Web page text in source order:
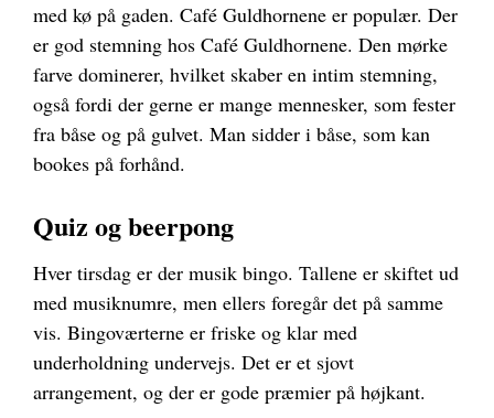
med kø på gaden. Café Guldhornene er populær. Der
er god stemning hos Café Guldhornene. Den mørke
farve dominerer, hvilket skaber en intim stemning,
også fordi der gerne er mange mennesker, som fester
fra båse og på gulvet. Man sidder i båse, som kan
bookes på forhånd.
Quiz og beerpong
Hver tirsdag er der musik bingo. Tallene er skiftet ud
med musiknumre, men ellers foregår det på samme
vis. Bingoværterne er friske og klar med
underholdning undervejs. Det er et sjovt
arrangement, og der er gode præmier på højkant.